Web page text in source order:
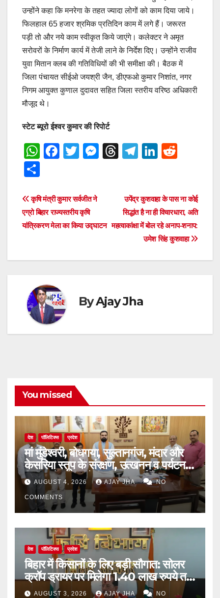
उन्होंने कहा कि मनरेगा के तहत ज्यादा लोगों को काम दिया जाये।
फिलहाल 65 हजार श्रमिक प्रतिदिन काम में लगे हैं। जरूरत
पड़ी तो और नये काम स्वीकृत किये जाएंगे। कलेक्टर ने अमृत
सरोवरों के निर्माण कार्य में तेजी लाने के निर्देश दिए। उन्होंने राजीव
युवा मितान क्लब की गतिविधियों की भी समीक्षा की। बैठक में
जिला पंचायत सीईओ जयश्री जैन, डीएफओ कुमार निशांत, नगर
निगम आयुक्त कुणाल दुदावत सहित जिला स्तरीय वरिष्ठ अधिकारी
मौजूद थे।
स्टेट ब्यूरो ईश्वर कुमार की रिपोर्ट
W
s
A
p
F
e
b
o
k
T
er
M
g
T
a
d
s
T
gr
a
m
Li
e
dI
n
di
t
ar
e
Post
navigation
उपेंद्र कुशवाहा के पास ना कोई
सिद्धांत है ना ही विचारधारा, अति
महत्वाकांक्षा में बोल रहे अनाप-शनाप:
उमेश सिंह कुशवाहा
कृषि मंत्री कुमार सर्वजीत ने
एग्रो बिहार राज्यस्तरीय कृषि
यांत्रिकरण मेला का किया उद्घाटन
ByAjay Jha
You missed
देश पॉलिटिक्स प्रदेश
मां मुंडेश्वरी, बोधगया, सुल्तानगंज, मंदार और
केसरिया स्तूप के संरक्षण, उत्खनन व पर्यटन
विकास के लिए बनेगी व्यापक कार्ययोजना
AUGUST 4, 2026 AJAY JHA NO
COMMENTS
देश पॉलिटिक्स प्रदेश
बिहार में किसानों के लिए बड़ी सौगात: सोलर
क्रॉप ड्रायर पर मिलेगा 1.40 लाख रुपये तक
का अनुदान
AUGUST 3, 2026 AJAY JHA NO